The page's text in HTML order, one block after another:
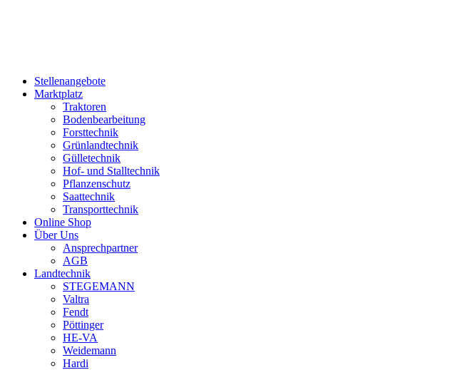
Stellenangebote
Marktplatz
Traktoren
Bodenbearbeitung
Forsttechnik
Grünlandtechnik
Gülletechnik
Hof- und Stalltechnik
Pflanzenschutz
Saattechnik
Transporttechnik
Online Shop
Über Uns
Ansprechpartner
AGB
Landtechnik
STEGEMANN
Valtra
Fendt
Pöttinger
HE-VA
Weidemann
Hardi